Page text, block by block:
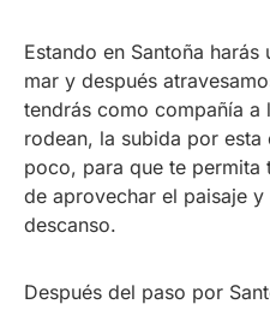
Estando en Santoña
mar y después
tendrás como compañía a
rodean, la subida por
poco, para que te
de aprovechar el paisaje
descanso.
Después del paso por